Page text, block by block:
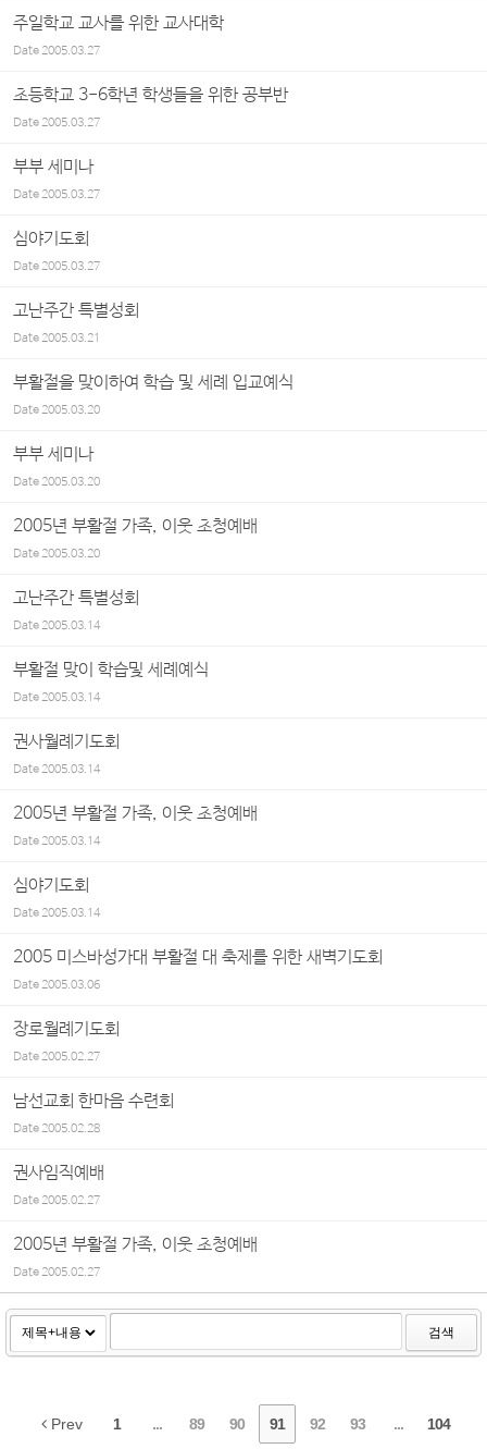
주일학교 교사를 위한 교사대학
Date2005.03.27
초등학교 3-6학년 학생들을 위한 공부반
Date2005.03.27
부부 세미나
Date2005.03.27
심야기도회
Date2005.03.27
고난주간 특별성회
Date2005.03.21
부활절을 맞이하여 학습 및 세례 입교예식
Date2005.03.20
부부 세미나
Date2005.03.20
2005년 부활절 가족, 이웃 초청예배
Date2005.03.20
고난주간 특별성회
Date2005.03.14
부활절 맞이 학습및 세례예식
Date2005.03.14
권사월례기도회
Date2005.03.14
2005년 부활절 가족, 이웃 초청예배
Date2005.03.14
심야기도회
Date2005.03.14
2005 미스바성가대 부활절 대 축제를 위한 새벽기도회
Date2005.03.06
장로월례기도회
Date2005.02.27
남선교회 한마음 수련회
Date2005.02.28
권사임직예배
Date2005.02.27
2005년 부활절 가족, 이웃 초청예배
Date2005.02.27
검색
Prev 1 ... 89 90 91 92 93 ... 104